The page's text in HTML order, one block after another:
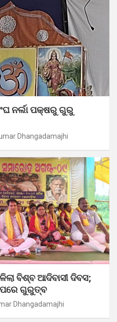
ନର୍ଲା ପକ୍ଷରୁ ଗୁରୁ
Dhangadamajhi
ବିଶ୍ବ ଆଦିବାସୀ ଦିବସ;
ଗୁରୁତ୍ବ
Dhangadamajhi